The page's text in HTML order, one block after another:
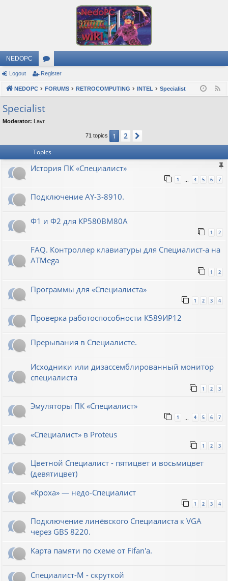
NEDOPC
or
u
m
s
Logout Register
NEDOPC FORUMS RETROCOMPUTING INTEL Specialist
Specialist
Moderator: Lavr
71 topics 1 2
Topics
История ПК «Специалист»
1 … 4 5 6 7
Подключение AY-3-8910.
Ф1 и Ф2 для КР580ВМ80А
1 2
FAQ. Контроллер клавиатуры для Специалист-а на
ATMega
1 2
Программы для «Специалиста»
1 2 3 4
Проверка работоспособности К589ИР12
Прерывания в Специалисте.
Исходники или дизассемблированный монитор
специалиста
1 2 3
Эмуляторы ПК «Специалист»
1 4 5 6 7
«Специалист» в Proteus
1 2 3
Цветной Специалист - пятицвет и восьмицвет
(девятицвет)
«Кроха» — недо-Специалист
1 2 3 4
Подключение линёвского Специалиста к VGA
через GBS 8220.
Карта памяти по схеме от Fifan'a.
Специалист-М - скруткой